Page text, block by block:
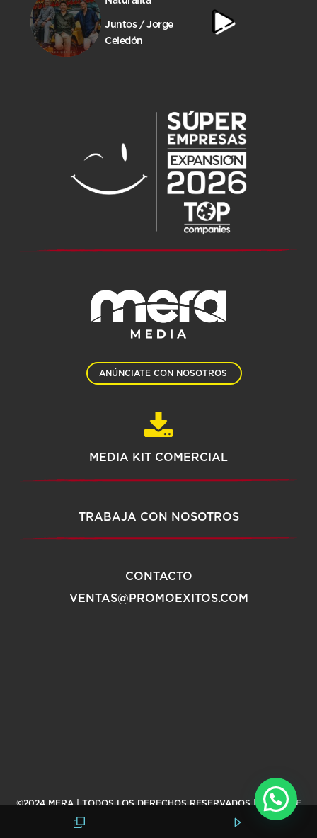
Juntos / Jorge
Celedón
ANÚNCIATE CON NOSOTROS
MEDIA KIT COMERCIAL
TRABAJA CON NOSOTROS
CONTACTO
VENTAS@PROMOEXITOS.COM
©2024 MERA | TODOS LOS DERECHOS RESERVADOS |
AVISO DE